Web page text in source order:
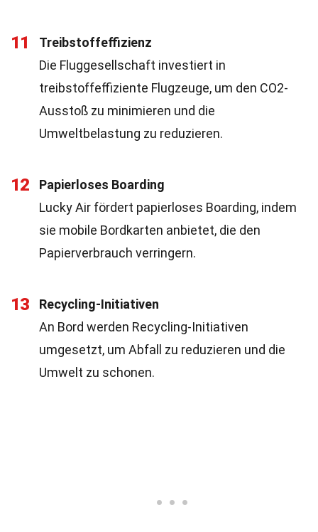
11
Treibstoffeffizienz
Die Fluggesellschaft investiert in
treibstoffeffiziente Flugzeuge, um den CO2-
Ausstoß zu minimieren und die
Umweltbelastung zu reduzieren.
12
Papierloses Boarding
Lucky Air fördert papierloses Boarding, indem
sie mobile Bordkarten anbietet, die den
Papierverbrauch verringern.
13
Recycling-Initiativen
An Bord werden Recycling-Initiativen
umgesetzt, um Abfall zu reduzieren und die
Umwelt zu schonen.